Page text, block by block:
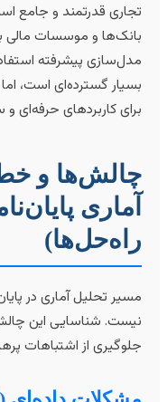
قدرتمند و جامع است
و موسسات مالی برای
پیشرفته استفاده
گسترده‌ای است، اما
کاربردهای حرفه‌ای و
و
تحلیل آماری در
شناسایی این چالش‌ها و
از اشتباهات